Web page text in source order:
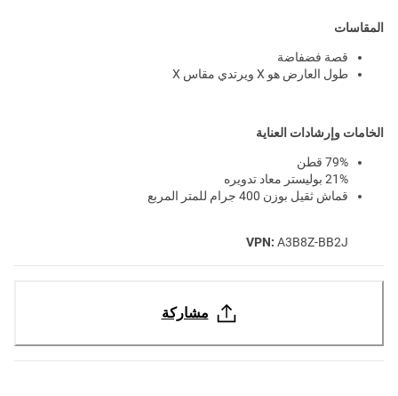
المقاسات
قصة فضفاضة
طول العارض هو X ويرتدي مقاس X
الخامات وإرشادات العناية
79% قطن
21% بوليستر معاد تدويره
قماش ثقيل بوزن 400 جرام للمتر المربع
VPN: A3B8Z-BB2J
مشاركة